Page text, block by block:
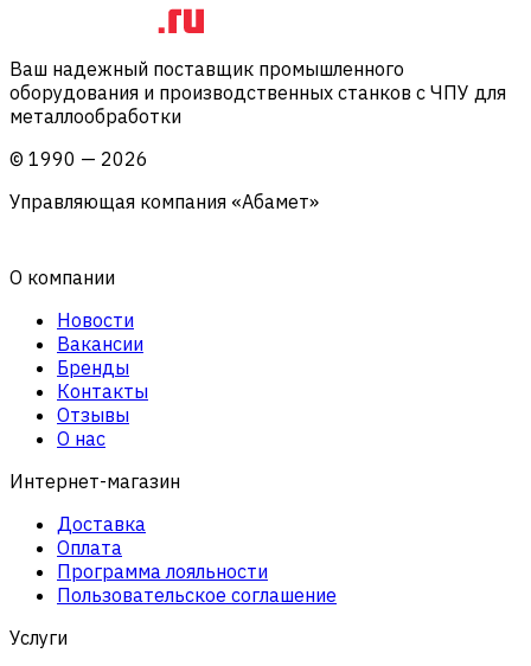
Ваш надежный поставщик промышленного
оборудования и производственных станков с ЧПУ для
металлообработки
© 1990 — 2026
Управляющая компания «Абамет»
О компании
Новости
Вакансии
Бренды
Контакты
Отзывы
О нас
Интернет-магазин
Доставка
Оплата
Программа лояльности
Пользовательское соглашение
Услуги